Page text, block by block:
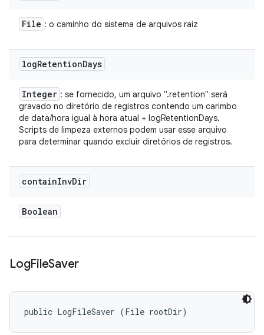
File : o caminho do sistema de arquivos raiz
logRetentionDays
Integer : se fornecido, um arquivo ".retention" será
gravado no diretório de registros contendo um carimbo
de data/hora igual à hora atual + logRetentionDays.
Scripts de limpeza externos podem usar esse arquivo
para determinar quando excluir diretórios de registros.
containInvDir
Boolean
LogFileSaver
public LogFileSaver (File rootDir)